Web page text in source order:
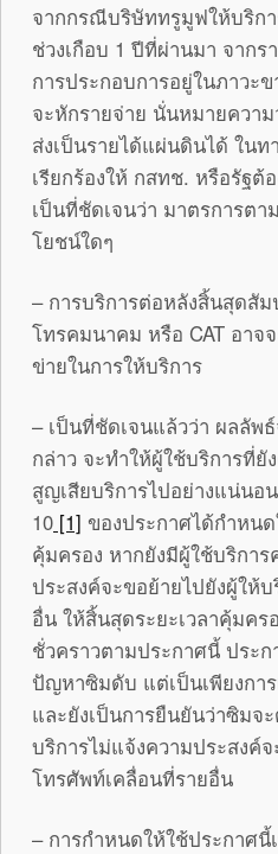
จากกรณีบริษัททรูมูฟให้บริก
ช่วงเกือบ 1 ปีที่ผ่านมา จาก
การประกอบการอยู่ในภาวะ
จะหักรายจ่าย นั่นหมายความ
ส่งเป็นรายได้แผ่นดินได้ ใน
เรียกร้องให้ กสทช. หรือรัฐ
เป็นที่ชัดเจนว่า มาตรการต
โยชน์ใดๆ
– การบริการต่อหลังสิ้นสุดสั
โทรคมนาคม หรือ CAT อาจ
ข่ายในการให้บริการ
– เป็นที่ชัดเจนแล้วว่า ผลลัพ
กล่าว จะทำให้ผู้ใช้บริการที่
สูญเสียบริการไปอย่างแน่นอ
10 [1] ของประกาศได้กำหน
คุ้มครอง หากยังมีผู้ใช้บริการ
ประสงค์จะขอย้ายไปยังผู้ให้
อื่น ให้สิ้นสุดระยะเวลาคุ้มคร
ชั่วคราวตามประกาศนี้ ประ
ปัญหาซิมดับ แต่เป็นเพียงกา
และยังเป็นการยืนยันว่าซิมจ
บริการไม่แจ้งความประสงค์
โทรศัพท์เคลื่อนที่รายอื่น
– การกำหนดให้ใช้ประกาศนี้